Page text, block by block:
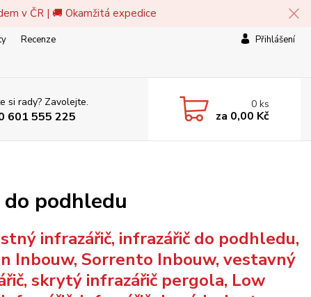
v ČR | 🚚 Okamžitá expedice
Recenze
Přihlášení
si rady? Zavolejte.
601 555 225
0 ks
za 0,00 Kč
podhledu